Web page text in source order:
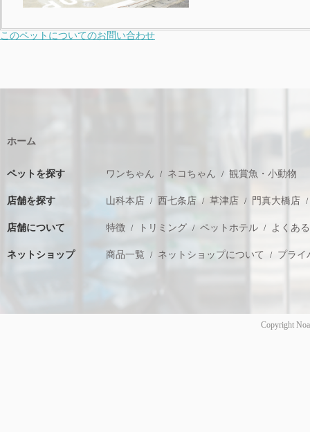
このペットについてのお問い合わせ
ホーム
ペットを探す ワンちゃん ネコちゃん 観賞魚・小動物
店舗を探す 山科本店 西七条店 草津店 門真大橋店
店舗について 特徴 トリミング ペットホテル よくあ
ネットショップ 商品一覧 ネットショップについて プライ
Copyright